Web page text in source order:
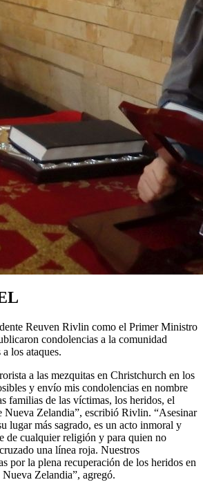
Reuven Rivlin como el Primer Ministro
condolencias a la comunidad
los ataques.
a las mezquitas en Christchurch en los
y envío mis condolencias en nombre
familias de las víctimas, los heridos, el
Nueva Zelandia”, escribió Rivlin. “Asesinar
lugar más sagrado, es un acto inmoral y
de cualquier religión y para quien no
una línea roja. Nuestros
por la plena recuperación de los heridos en
Zelandia”, agregó.